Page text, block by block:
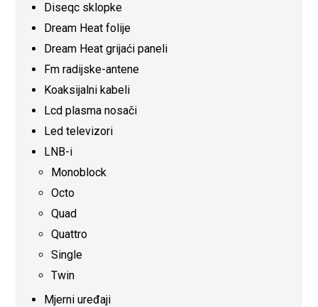
Diseqc sklopke
Dream Heat folije
Dream Heat grijaći paneli
Fm radijske-antene
Koaksijalni kabeli
Lcd plasma nosači
Led televizori
LNB-i
Monoblock
Octo
Quad
Quattro
Single
Twin
Mjerni uređaji